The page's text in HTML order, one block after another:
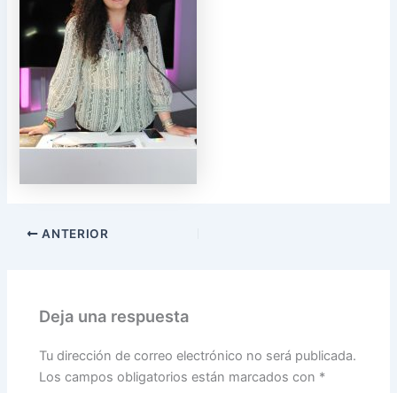
ANTERIOR
Deja una respuesta
Tu dirección de correo electrónico no será publicada.
Los campos obligatorios están marcados con *